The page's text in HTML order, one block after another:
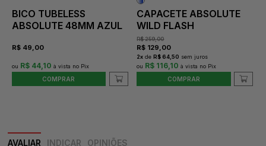
BICO TUBELESS
ABSOLUTE 48MM AZUL
R$ 49,00
R$ 44,10
COMPRAR
CAPACETE ABSOLUTE
WILD FLASH
R$259,00
R$ 129,00
2x de R$ 64,50 sem juros
R$ 116,10
COMPRAR
AVALIAR INDICAR OPINIÕES